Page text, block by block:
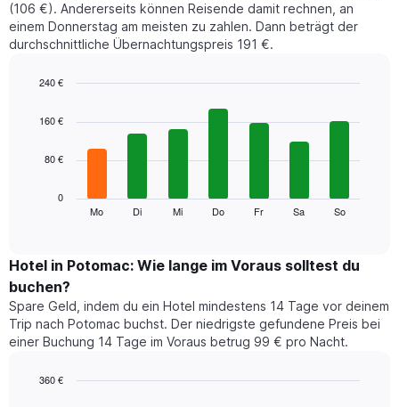
(106 €). Andererseits können Reisende damit rechnen, an
einem Donnerstag am meisten zu zahlen. Dann beträgt der
durchschnittliche Übernachtungspreis 191 €.
chart
bars.
den
durchschnittlichen
Preis
eines
Zimmers
für
jeweiligen
Mo Di Mi Do Fr Sa So
0
80 €
160 €
240 €
Hotel in Potomac: Wie lange im Voraus solltest du
buchen?
Spare Geld, indem du ein Hotel mindestens 14 Tage vor deinem
Trip nach Potomac buchst. Der niedrigste gefundene Preis bei
einer Buchung 14 Tage im Voraus betrug 99 € pro Nacht.
360 €